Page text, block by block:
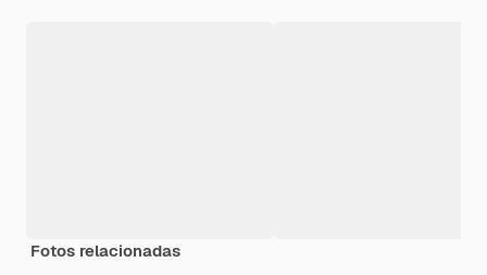
Fotos relacionadas